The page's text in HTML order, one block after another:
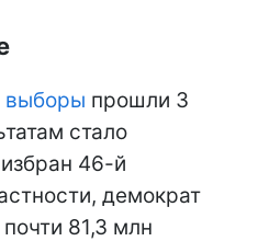
выборы прошли 3
стало
46-й
демократ
81,3 млн